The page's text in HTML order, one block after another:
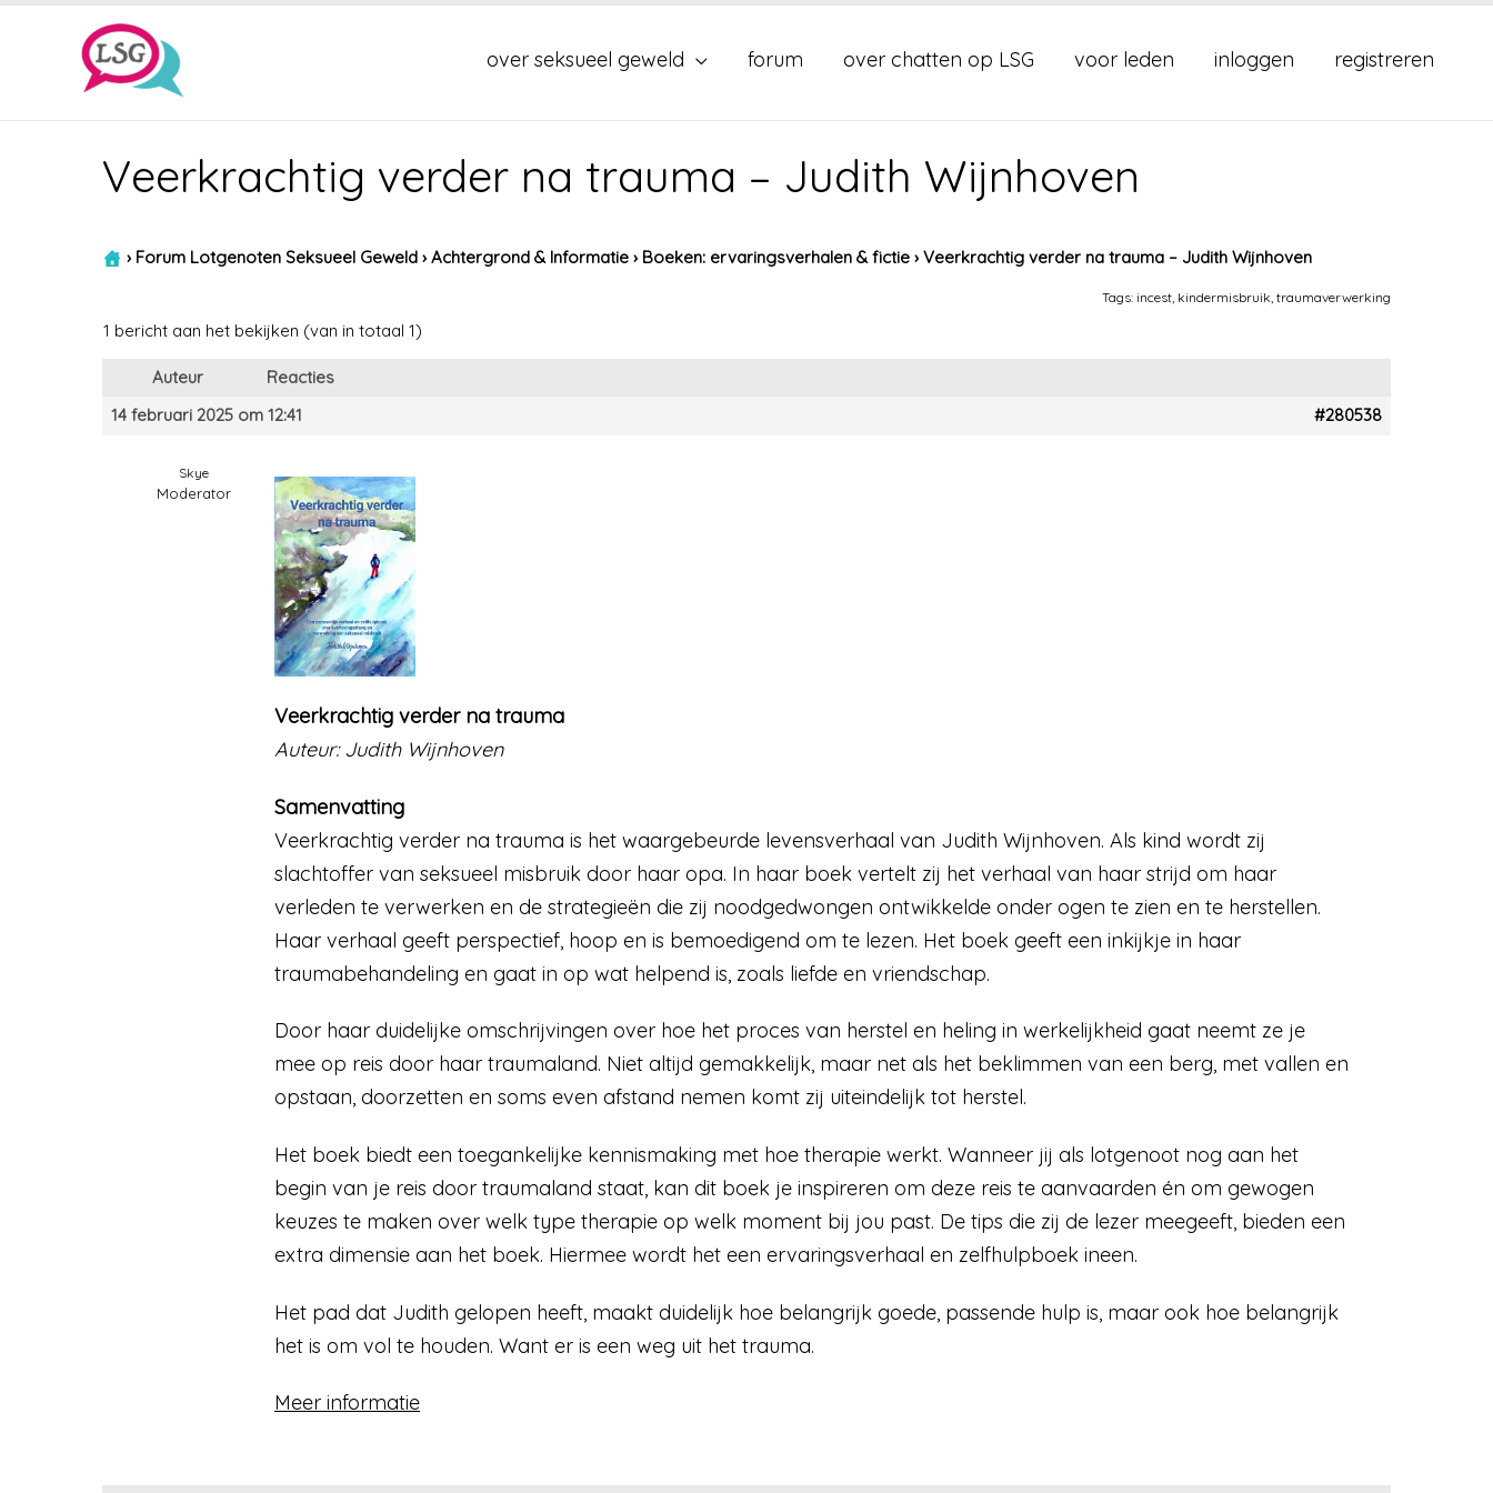
over seksueel geweld forum over chatten op LSG voor leden inloggen registreren
Veerkrachtig verder na trauma – Judith Wijnhoven
› Forum Lotgenoten Seksueel Geweld › Achtergrond & Informatie › Boeken: ervaringsverhalen & fictie › Veerkrachtig verder na trauma – Judith Wijnhoven
Tags: incest, kindermisbruik, traumaverwerking
1 bericht aan het bekijken (van in totaal 1)
Auteur
Reacties
14 februari 2025 om 12:41
#280538
Skye
Moderator
Veerkrachtig verder na trauma
Auteur: Judith Wijnhoven
Samenvatting
Veerkrachtig verder na trauma is het waargebeurde levensverhaal van Judith Wijnhoven. Als kind wordt zij
slachtoffer van seksueel misbruik door haar opa. In haar boek vertelt zij het verhaal van haar strijd om haar
verleden te verwerken en de strategieën die zij noodgedwongen ontwikkelde onder ogen te zien en te herstellen.
Haar verhaal geeft perspectief, hoop en is bemoedigend om te lezen. Het boek geeft een inkijkje in haar
traumabehandeling en gaat in op wat helpend is, zoals liefde en vriendschap.
Door haar duidelijke omschrijvingen over hoe het proces van herstel en heling in werkelijkheid gaat neemt ze je
mee op reis door haar traumaland. Niet altijd gemakkelijk, maar net als het beklimmen van een berg, met vallen en
opstaan, doorzetten en soms even afstand nemen komt zij uiteindelijk tot herstel.
Het boek biedt een toegankelijke kennismaking met hoe therapie werkt. Wanneer jij als lotgenoot nog aan het
begin van je reis door traumaland staat, kan dit boek je inspireren om deze reis te aanvaarden én om gewogen
keuzes te maken over welk type therapie op welk moment bij jou past. De tips die zij de lezer meegeeft, bieden een
extra dimensie aan het boek. Hiermee wordt het een ervaringsverhaal en zelfhulpboek ineen.
Het pad dat Judith gelopen heeft, maakt duidelijk hoe belangrijk goede, passende hulp is, maar ook hoe belangrijk
het is om vol te houden. Want er is een weg uit het trauma.
Meer informatie